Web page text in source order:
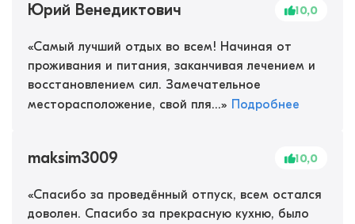
Юрий Венедиктович 10,0
«Самый лучший отдых во всем! Начиная от
проживания и питания, заканчивая лечением и
восстановлением сил. Замечательное
месторасположение, свой пля...» Подробнее
maksim3009 10,0
«Спасибо за проведённый отпуск, всем остался
доволен. Спасибо за прекрасную кухню, было